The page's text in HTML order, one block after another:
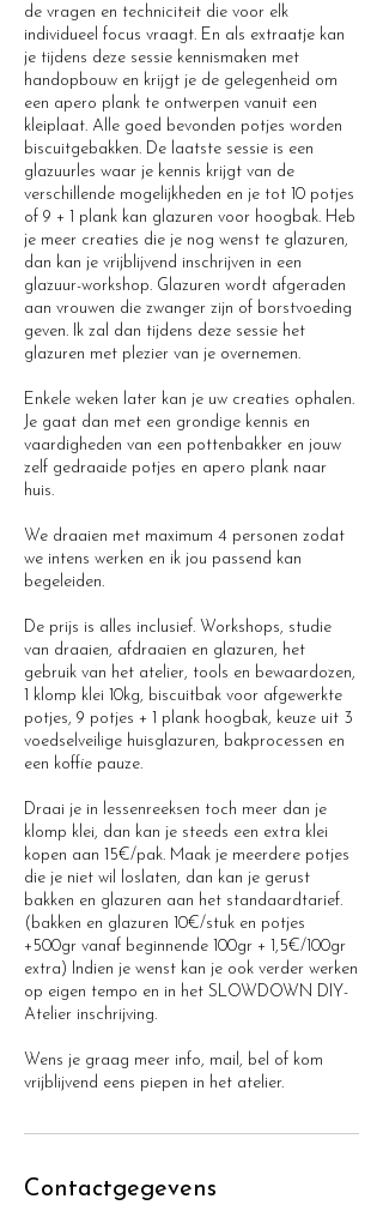
de vragen en techniciteit die voor elk
individueel focus vraagt. En als extraatje kan
je tijdens deze sessie kennismaken met
handopbouw en krijgt je de gelegenheid om
een apero plank te ontwerpen vanuit een
kleiplaat. Alle goed bevonden potjes worden
biscuitgebakken. De laatste sessie is een
glazuurles waar je kennis krijgt van de
verschillende mogelijkheden en je tot 10 potjes
of 9 + 1 plank kan glazuren voor hoogbak. Heb
je meer creaties die je nog wenst te glazuren,
dan kan je vrijblijvend inschrijven in een
glazuur-workshop. Glazuren wordt afgeraden
aan vrouwen die zwanger zijn of borstvoeding
geven. Ik zal dan tijdens deze sessie het
glazuren met plezier van je overnemen.
Enkele weken later kan je uw creaties ophalen.
Je gaat dan met een grondige kennis en
vaardigheden van een pottenbakker en jouw
zelf gedraaide potjes en apero plank naar
huis.
We draaien met maximum 4 personen zodat
we intens werken en ik jou passend kan
begeleiden.
De prijs is alles inclusief. Workshops, studie
van draaien, afdraaien en glazuren, het
gebruik van het atelier, tools en bewaardozen,
1 klomp klei 10kg, biscuitbak voor afgewerkte
potjes, 9 potjes + 1 plank hoogbak, keuze uit 3
voedselveilige huisglazuren, bakprocessen en
een koffie pauze.
Draai je in lessenreeksen toch meer dan je
klomp klei, dan kan je steeds een extra klei
kopen aan 15€/pak. Maak je meerdere potjes
die je niet wil loslaten, dan kan je gerust
bakken en glazuren aan het standaardtarief.
(bakken en glazuren 10€/stuk en potjes
+500gr vanaf beginnende 100gr + 1,5€/100gr
extra) Indien je wenst kan je ook verder werken
op eigen tempo en in het SLOWDOWN DIY-
Atelier inschrijving.
Wens je graag meer info, mail, bel of kom
vrijblijvend eens piepen in het atelier.
Contactgegevens